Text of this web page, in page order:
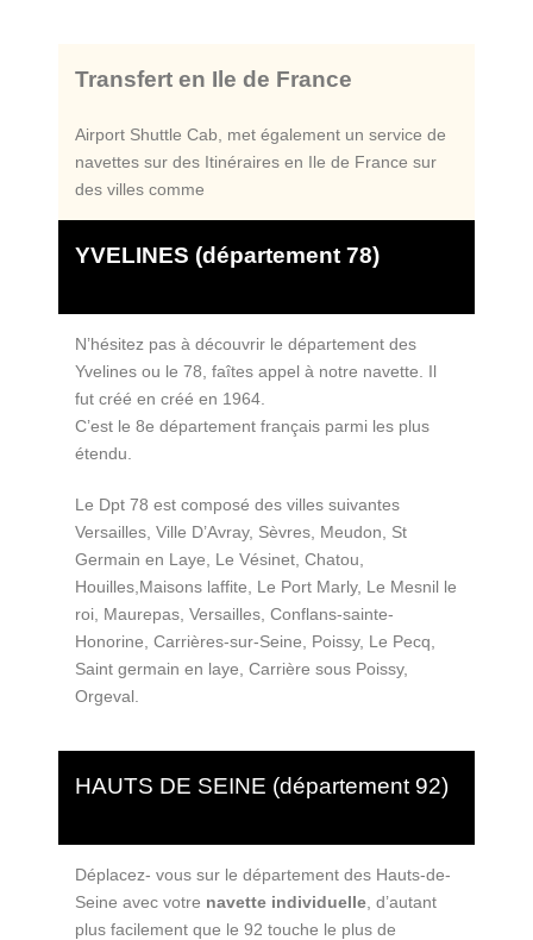
Transfert en Ile de France
Airport Shuttle Cab, met également un service de
navettes sur des Itinéraires en Ile de France sur
des villes comme
YVELINES (département 78)
N’hésitez pas à découvrir le département des
Yvelines ou le 78, faîtes appel à notre navette. Il
fut créé en créé en 1964.
C’est le 8e département français parmi les plus
étendu.
Le Dpt 78 est composé des villes suivantes
Versailles, Ville D’Avray, Sèvres, Meudon, St
Germain en Laye, Le Vésinet, Chatou,
Houilles,Maisons laffite, Le Port Marly, Le Mesnil le
roi, Maurepas, Versailles, Conflans-sainte-
Honorine, Carrières-sur-Seine, Poissy, Le Pecq,
Saint germain en laye, Carrière sous Poissy,
Orgeval.
HAUTS DE SEINE (département 92)
Déplacez- vous sur le département des Hauts-de-
Seine avec votre navette individuelle , d’autant
plus facilement que le 92 touche le plus de